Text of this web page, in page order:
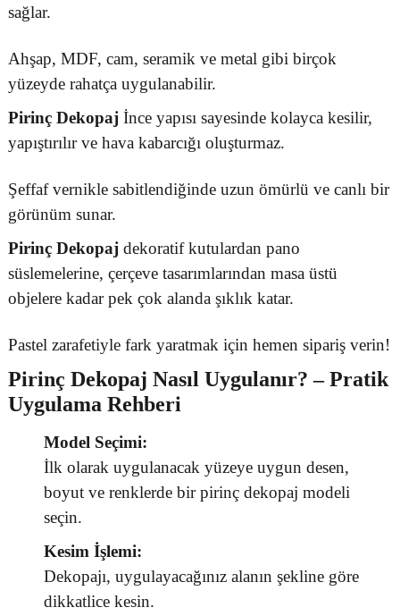
sağlar.
Ahşap, MDF, cam, seramik ve metal gibi birçok
yüzeyde rahatça uygulanabilir.
Pirinç Dekopaj İnce yapısı sayesinde kolayca kesilir,
yapıştırılır ve hava kabarcığı oluşturmaz.
Şeffaf vernikle sabitlendiğinde uzun ömürlü ve canlı bir
görünüm sunar.
Pirinç Dekopaj dekoratif kutulardan pano
süslemelerine, çerçeve tasarımlarından masa üstü
objelere kadar pek çok alanda şıklık katar.
Pastel zarafetiyle fark yaratmak için hemen sipariş verin!
Pirinç Dekopaj Nasıl Uygulanır? – Pratik
Uygulama Rehberi
Model Seçimi:
İlk olarak uygulanacak yüzeye uygun desen,
boyut ve renklerde bir pirinç dekopaj modeli
seçin.
Kesim İşlemi:
Dekopajı, uygulayacağınız alanın şekline göre
dikkatlice kesin.